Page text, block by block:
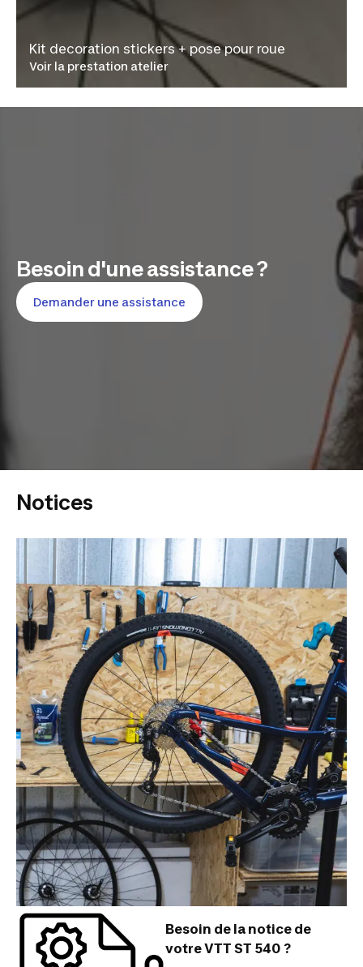
Kit decoration stickers + pose pour roue
Voir la prestation atelier
Besoin d'une assistance ?
Demander une assistance
Notices
Besoin de la notice de
votre VTT ST 540 ?